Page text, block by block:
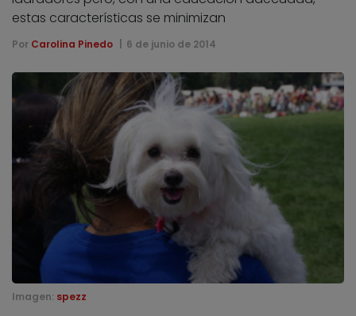
estas características se minimizan
Por Carolina Pinedo 6 de junio de 2014
Imagen: spezz